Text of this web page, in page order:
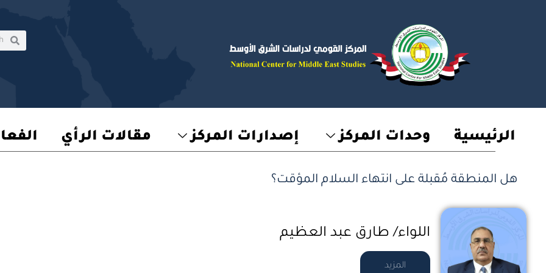
الرئيسية وحدات المركز إصدارات المركز مقالات الرأي
هل المنطقة مُقبلة على انتهاء السلام المؤقت؟
اللواء/ طارق عبد العظيم
المزيد